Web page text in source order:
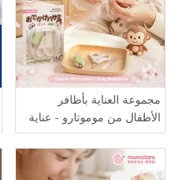
مجموعة العناية بأظافر
الأطفال من موموتارو - عناية
لطيفة بالأصابع الصغيرة